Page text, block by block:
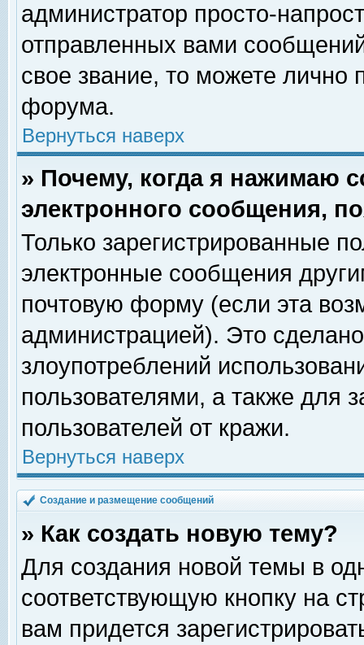
администратор просто-
отправленных вами
свое звание, то можете лично
форума.
Вернуться наверх
» Почему, когда я нажимаю
электронного сообщения,
Только зарегистрированные
электронные сообщения
почтовую форму (если эта
администрацией). Это
злоупотреблений
пользователями, а также для
пользователей от кражи.
Вернуться наверх
Создание и размещение сообщений
» Как создать новую тему?
Для создания новой темы в
соответствующую кнопку на
вам придется